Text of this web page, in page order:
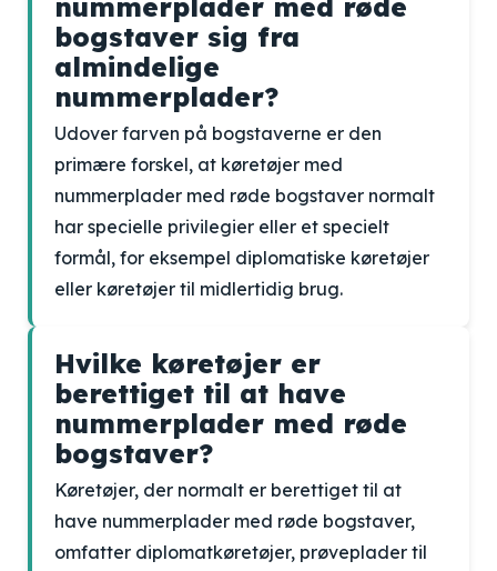
nummerplader med røde
bogstaver sig fra
almindelige
nummerplader?
Udover farven på bogstaverne er den
primære forskel, at køretøjer med
nummerplader med røde bogstaver normalt
har specielle privilegier eller et specielt
formål, for eksempel diplomatiske køretøjer
eller køretøjer til midlertidig brug.
Hvilke køretøjer er
berettiget til at have
nummerplader med røde
bogstaver?
Køretøjer, der normalt er berettiget til at
have nummerplader med røde bogstaver,
omfatter diplomatkøretøjer, prøveplader til